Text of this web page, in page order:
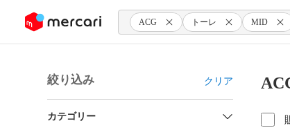
ツにスキップ ACG トーレ MID
絞り込み クリア
カテゴリー